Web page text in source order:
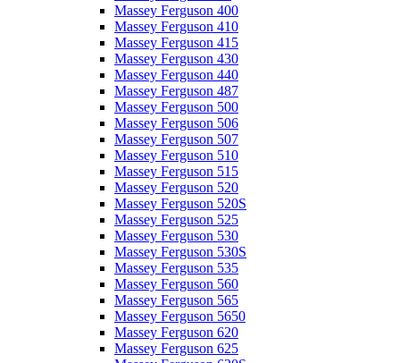
Massey Ferguson 400
Massey Ferguson 410
Massey Ferguson 415
Massey Ferguson 430
Massey Ferguson 440
Massey Ferguson 487
Massey Ferguson 500
Massey Ferguson 506
Massey Ferguson 507
Massey Ferguson 510
Massey Ferguson 515
Massey Ferguson 520
Massey Ferguson 520S
Massey Ferguson 525
Massey Ferguson 530
Massey Ferguson 530S
Massey Ferguson 535
Massey Ferguson 560
Massey Ferguson 565
Massey Ferguson 5650
Massey Ferguson 620
Massey Ferguson 625